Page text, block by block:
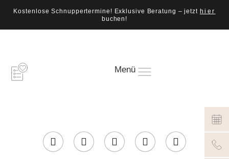
Kostenlose Schnuppertermine! Exklusive Beratung – jetzt hier
buchen!
Menü